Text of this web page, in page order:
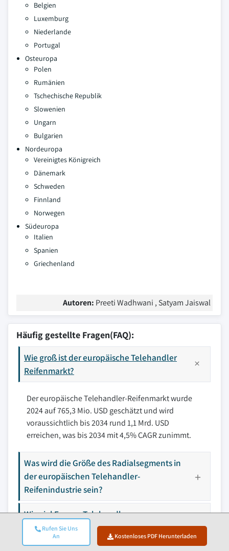
Rufen Sie Uns
An
Kostenloses PDF Herunterladen
Belgien
Luxemburg
Niederlande
Portugal
Osteuropa
Polen
Rumänien
Tschechische Republik
Slowenien
Ungarn
Bulgarien
Nordeuropa
Vereinigtes Königreich
Dänemark
Schweden
Finnland
Norwegen
Südeuropa
Italien
Spanien
Griechenland
Autoren: Preeti Wadhwani , Satyam Jaiswal
Häufig gestellte Fragen(FAQ):
Wie groß ist der europäische Telehandler
Reifenmarkt?
Der europäische Telehandler-Reifenmarkt wurde
2024 auf 765,3 Mio. USD geschätzt und wird
voraussichtlich bis 2034 rund 1,1 Mrd. USD
erreichen, was bis 2034 mit 4,5% CAGR zunimmt.
Was wird die Größe des Radialsegments in
der europäischen Telehandler-
Reifenindustrie sein?
Wie viel Europa Telehandler
Reifenmarktanteil von Westeuropa im Jahr
2024 erfasst?